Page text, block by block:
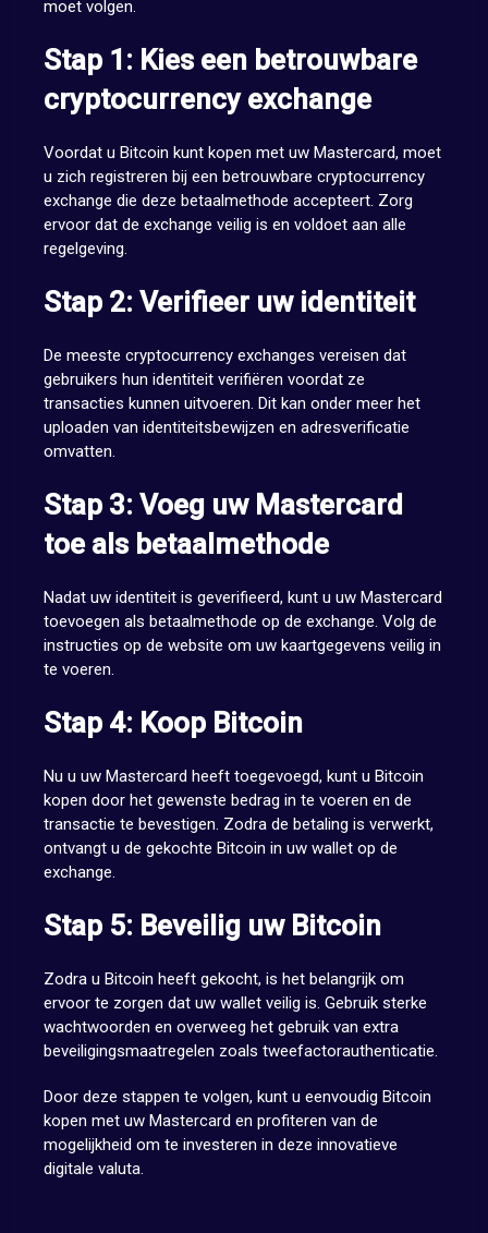
moet volgen.
Stap 1: Kies een betrouwbare
cryptocurrency exchange
Voordat u Bitcoin kunt kopen met uw Mastercard, moet
u zich registreren bij een betrouwbare cryptocurrency
exchange die deze betaalmethode accepteert. Zorg
ervoor dat de exchange veilig is en voldoet aan alle
regelgeving.
Stap 2: Verifieer uw identiteit
De meeste cryptocurrency exchanges vereisen dat
gebruikers hun identiteit verifiëren voordat ze
transacties kunnen uitvoeren. Dit kan onder meer het
uploaden van identiteitsbewijzen en adresverificatie
omvatten.
Stap 3: Voeg uw Mastercard
toe als betaalmethode
Nadat uw identiteit is geverifieerd, kunt u uw Mastercard
toevoegen als betaalmethode op de exchange. Volg de
instructies op de website om uw kaartgegevens veilig in
te voeren.
Stap 4: Koop Bitcoin
Nu u uw Mastercard heeft toegevoegd, kunt u Bitcoin
kopen door het gewenste bedrag in te voeren en de
transactie te bevestigen. Zodra de betaling is verwerkt,
ontvangt u de gekochte Bitcoin in uw wallet op de
exchange.
Stap 5: Beveilig uw Bitcoin
Zodra u Bitcoin heeft gekocht, is het belangrijk om
ervoor te zorgen dat uw wallet veilig is. Gebruik sterke
wachtwoorden en overweeg het gebruik van extra
beveiligingsmaatregelen zoals tweefactorauthenticatie.
Door deze stappen te volgen, kunt u eenvoudig Bitcoin
kopen met uw Mastercard en profiteren van de
mogelijkheid om te investeren in deze innovatieve
digitale valuta.